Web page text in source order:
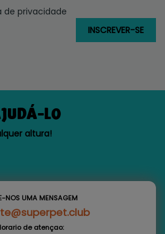
de privacidade
LO
altura!
NOS UMA MENSAGEM
de atençao: